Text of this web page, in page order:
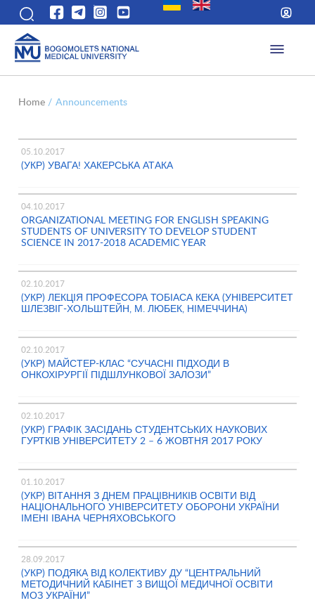
Home / Announcements
05.10.2017
(УКР) УВАГА! ХАКЕРСЬКА АТАКА
04.10.2017
ОRGANIZATIONAL MEETING FOR ENGLISH SPEAKING
STUDENTS OF UNIVERSITY TO DEVELOP STUDENT
SCIENCE IN 2017-2018 ACADEMIC YEAR
02.10.2017
(УКР) ЛЕКЦІЯ ПРОФЕСОРА ТОБІАСА КЕКА (УНІВЕРСИТЕТ
ШЛЕЗВІГ-ХОЛЬШТЕЙН, М. ЛЮБЕК, НІМЕЧЧИНА)
02.10.2017
(УКР) МАЙСТЕР-КЛАС “СУЧАСНІ ПІДХОДИ В
ОНКОХІРУРГІЇ ПІДШЛУНКОВОЇ ЗАЛОЗИ”
02.10.2017
(УКР) ГРАФІК ЗАСІДАНЬ СТУДЕНТСЬКИХ НАУКОВИХ
ГУРТКІВ УНІВЕРСИТЕТУ 2 – 6 ЖОВТНЯ 2017 РОКУ
01.10.2017
(УКР) ВІТАННЯ З ДНЕМ ПРАЦІВНИКІВ ОСВІТИ ВІД
НАЦІОНАЛЬНОГО УНІВЕРСИТЕТУ ОБОРОНИ УКРАЇНИ
ІМЕНІ ІВАНА ЧЕРНЯХОВСЬКОГО
28.09.2017
(УКР) ПОДЯКА ВІД КОЛЕКТИВУ ДУ “ЦЕНТРАЛЬНИЙ
МЕТОДИЧНИЙ КАБІНЕТ З ВИЩОЇ МЕДИЧНОЇ ОСВІТИ
МОЗ УКРАЇНИ”